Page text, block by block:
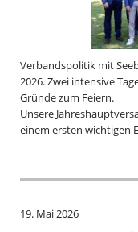
Verbandspolitik mit
2026. Zwei intensive
Gründe zum Feiern.
Unsere
einem ersten wichtigen
19. Mai 2026